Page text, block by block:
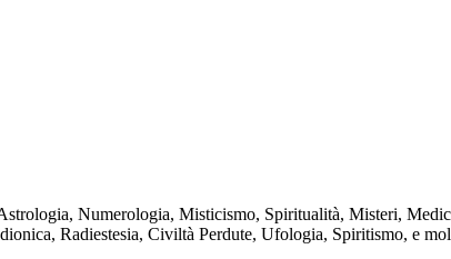
Numerologia, Misticismo, Spiritualità, Misteri,
Radiestesia, Civiltà Perdute, Ufologia, Spiritismo, e